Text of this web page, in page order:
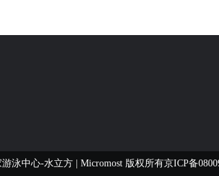
泳中心-水立方 | Micromost 版权所有京ICP备